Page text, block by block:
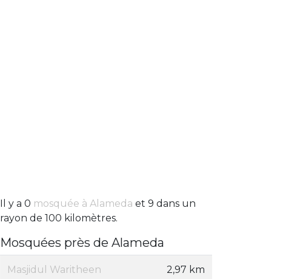
Il y a 0 mosquée à Alameda et 9 dans un
rayon de 100 kilomètres.
Mosquées près de Alameda
Masjidul Waritheen 2,97 km